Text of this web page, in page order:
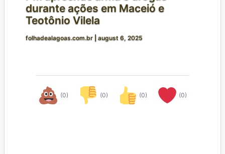
durante ações em Maceió e
Teotônio Vilela
folhadealagoas.com.br august 6, 2025
(0) (0) (0) (0)